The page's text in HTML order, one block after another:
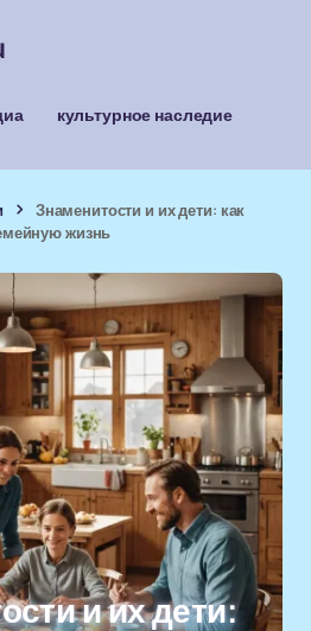
культурное наследие
Знаменитости и их дети: как
жизнь
и их дети: